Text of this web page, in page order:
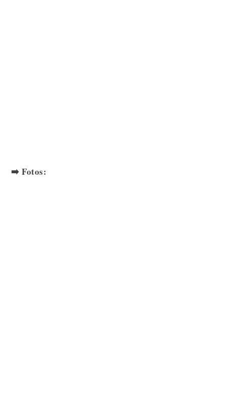
➡️ Fotos: